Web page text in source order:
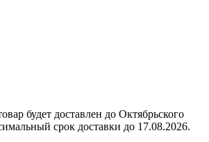
будет доставлен до Октябрьского
срок доставки до 17.08.2026.